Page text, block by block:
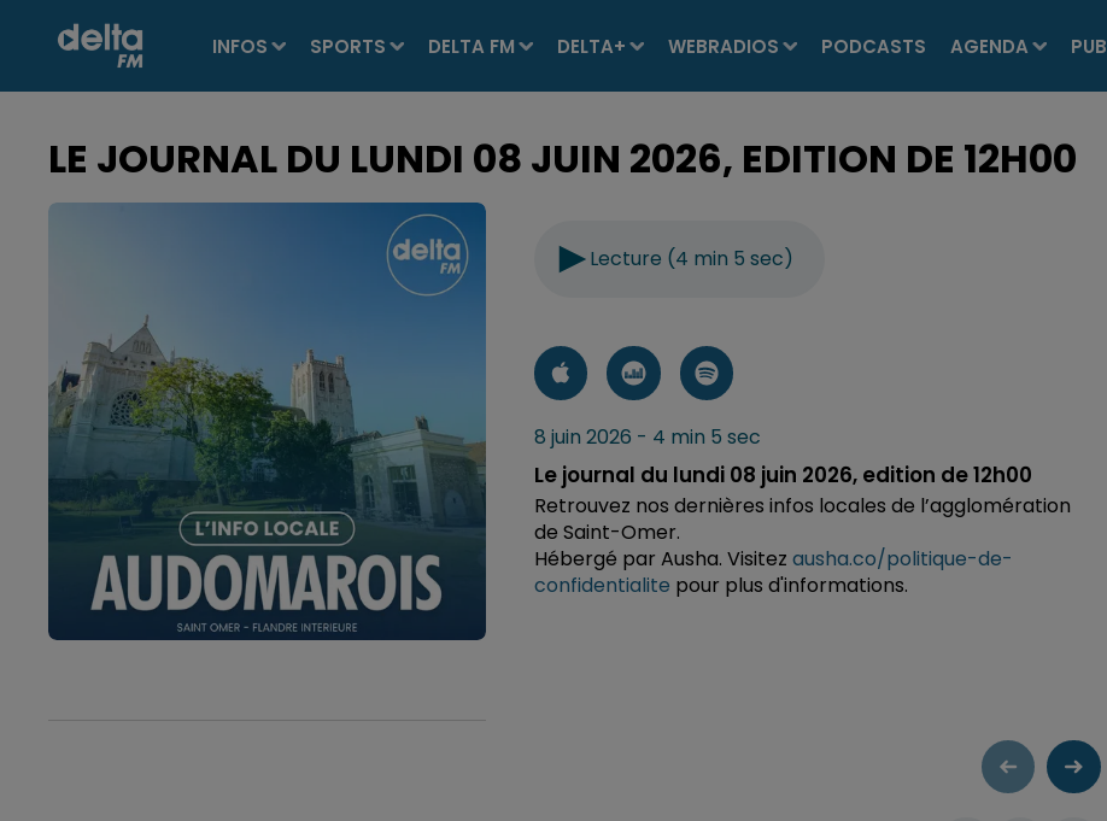
INFOS SPORTS DELTA FM DELTA+ WEBRADIOS PODCASTS AGENDA PUB
LE JOURNAL DU LUNDI 08 JUIN 2026, EDITION DE 12H00
Lecture (4 min 5 sec)
8 juin 2026 - 4 min 5 sec
Le journal du lundi 08 juin 2026, edition de 12h00
Retrouvez nos dernières infos locales de l’agglomération
de Saint-Omer.
Hébergé par Ausha. Visitez ausha.co/politique-de-
confidentialite pour plus d'informations.